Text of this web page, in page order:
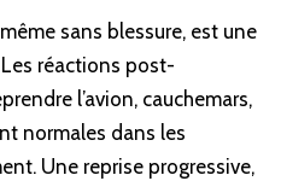
sans blessure, est une
réactions post-
l’avion, cauchemars,
normales dans les
Une reprise progressive,